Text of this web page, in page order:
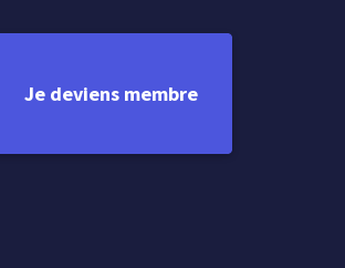
Je deviens membre